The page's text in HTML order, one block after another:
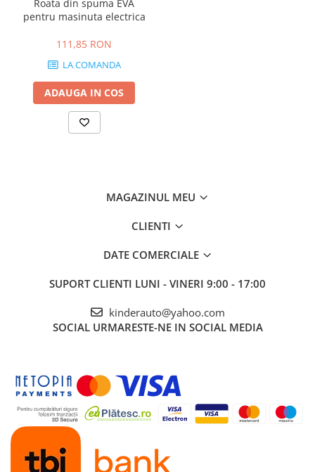
Roata din spuma EVA
pentru masinuta electrica
111,85 RON
LA COMANDA
ADAUGA IN COS
MAGAZINUL MEU
CLIENTI
DATE COMERCIALE
SUPORT CLIENTI LUNI - VINERI 9:00 - 17:00
kinderauto@yahoo.com
SOCIAL URMARESTE-NE IN SOCIAL MEDIA